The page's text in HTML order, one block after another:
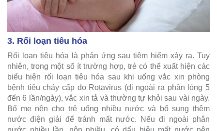
3. Rối loạn tiêu hóa
Rối loạn tiêu hóa là phản ứng sau tiêm hiếm xảy ra. Tuy
nhiên, trong một số ít trường hợp, trẻ có thể xuất hiện các
biểu hiện rối loạn tiêu hóa sau khi uống vắc xin phòng
bệnh tiêu chảy cấp do Rotavirus (đi ngoài ra phân lỏng 5
đến 6 lần/ngày), vắc xin tả và thường tự khỏi sau vài ngày.
Bố mẹ nên cho trẻ uống nhiều nước và bổ sung thêm
nước điện giải để tránh mất nước. Nếu đi ngoài phân